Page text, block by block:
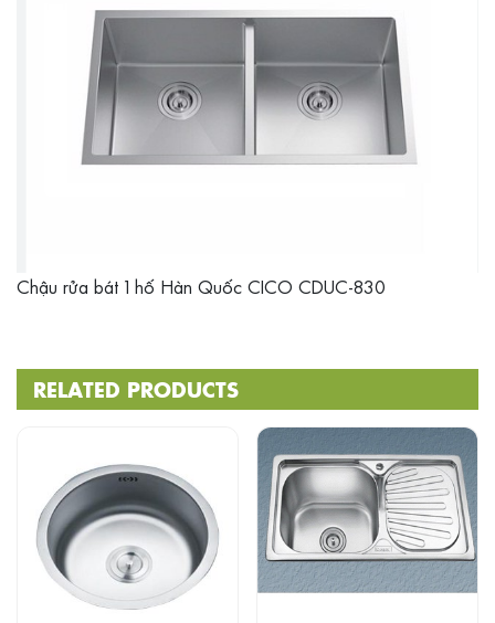
Chậu rửa bát 1 hố Hàn Quốc CICO CDUC-830
RELATED PRODUCTS